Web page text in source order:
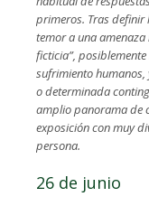
primeros. Tras definir
temor a una
ficticia”,
sufrimiento
o determinada
amplio panorama de
exposición con muy
persona.
26 de junio